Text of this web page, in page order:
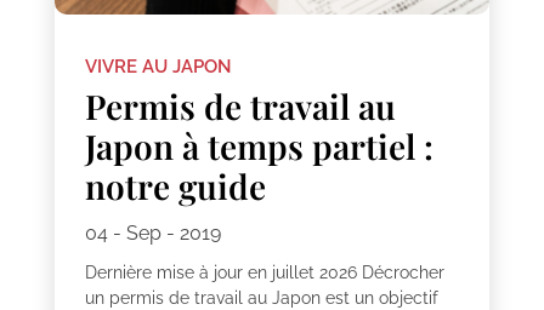
VIVRE AU JAPON
Permis de travail au
Japon à temps partiel :
notre guide
04 - Sep - 2019
Dernière mise à jour en juillet 2026 Décrocher
un permis de travail au Japon est un objectif